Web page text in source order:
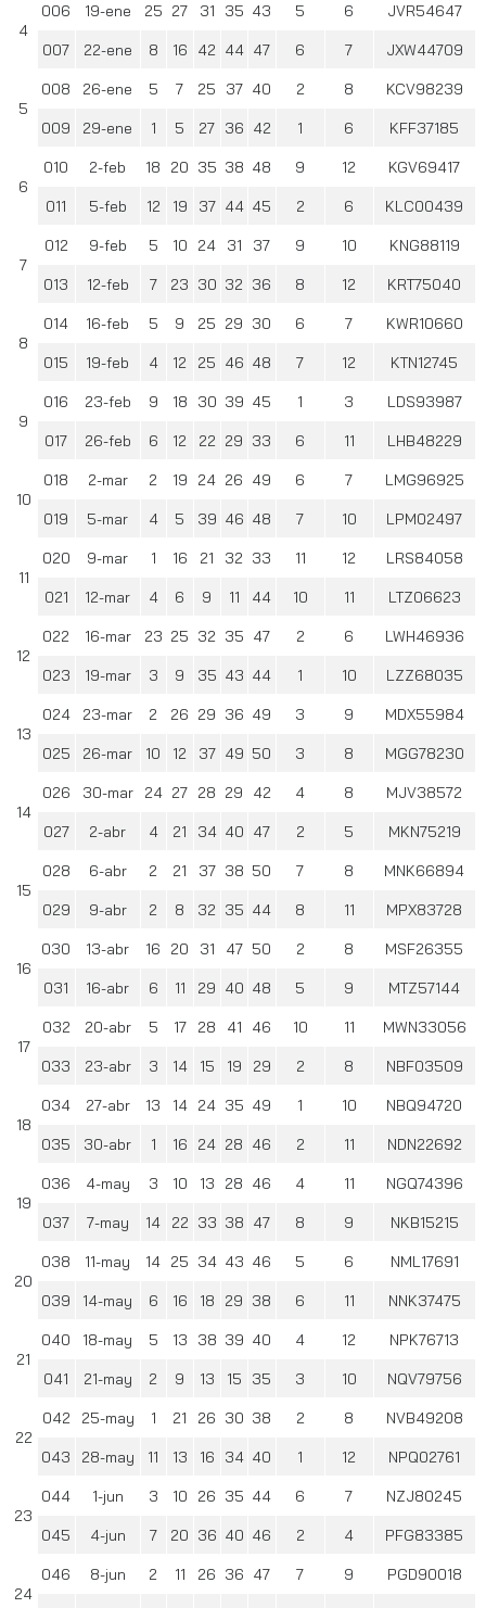
4
006 19-ene 25 27 31 35 43 5 6 JVR54647
007 22-ene 8 16 42 44 47 6 7 JXW44709
5
008 26-ene 5 7 25 37 40 2 8 KCV98239
009 29-ene 1 5 27 36 42 1 6 KFF37185
6
010 2-feb 18 20 35 38 48 9 12 KGV69417
011 5-feb 12 19 37 44 45 2 6 KLC00439
7
012 9-feb 5 10 24 31 37 9 10 KNG88119
013 12-feb 7 23 30 32 36 8 12 KRT75040
8
014 16-feb 5 9 25 29 30 6 7 KWR10660
015 19-feb 4 12 25 46 48 7 12 KTN12745
9
016 23-feb 9 18 30 39 45 1 3 LDS93987
017 26-feb 6 12 22 29 33 6 11 LHB48229
10
018 2-mar 2 19 24 26 49 6 7 LMG96925
019 5-mar 4 5 39 46 48 7 10 LPM02497
11
020 9-mar 1 16 21 32 33 11 12 LRS84058
021 12-mar 4 6 9 11 44 10 11 LTZ06623
12
022 16-mar 23 25 32 35 47 2 6 LWH46936
023 19-mar 3 9 35 43 44 1 10 LZZ68035
13
024 23-mar 2 26 29 36 49 3 9 MDX55984
025 26-mar 10 12 37 49 50 3 8 MGG78230
14
026 30-mar 24 27 28 29 42 4 8 MJV38572
027 2-abr 4 21 34 40 47 2 5 MKN75219
15
028 6-abr 2 21 37 38 50 7 8 MNK66894
029 9-abr 2 8 32 35 44 8 11 MPX83728
16
030 13-abr 16 20 31 47 50 2 8 MSF26355
031 16-abr 6 11 29 40 48 5 9 MTZ57144
17
032 20-abr 5 17 28 41 46 10 11 MWN33056
033 23-abr 3 14 15 19 29 2 8 NBF03509
18
034 27-abr 13 14 24 35 49 1 10 NBQ94720
035 30-abr 1 16 24 28 46 2 11 NDN22692
19
036 4-may 3 10 13 28 46 4 11 NGQ74396
037 7-may 14 22 33 38 47 8 9 NKB15215
20
038 11-may 14 25 34 43 46 5 6 NML17691
039 14-may 6 16 18 29 38 6 11 NNK37475
21
040 18-may 5 13 38 39 40 4 12 NPK76713
041 21-may 2 9 13 15 35 3 10 NQV79756
22
042 25-may 1 21 26 30 38 2 8 NVB49208
043 28-may 11 13 16 34 40 1 12 NPQ02761
23
044 1-jun 3 10 26 35 44 6 7 NZJ80245
045 4-jun 7 20 36 40 46 2 4 PFG83385
24
046 8-jun 2 11 26 36 47 7 9 PGD90018